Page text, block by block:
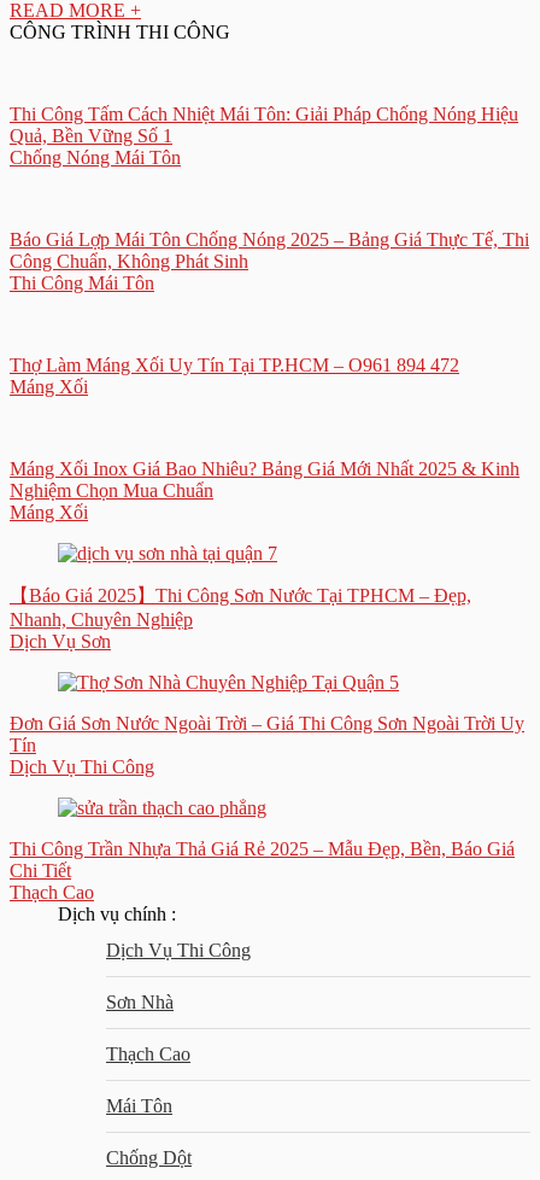
READ MORE +
CÔNG TRÌNH THI CÔNG
Thi Công Tấm Cách Nhiệt Mái Tôn: Giải Pháp Chống Nóng Hiệu
Quả, Bền Vững Số 1
Chống Nóng Mái Tôn
Báo Giá Lợp Mái Tôn Chống Nóng 2025 – Bảng Giá Thực Tế, Thi
Công Chuẩn, Không Phát Sinh
Thi Công Mái Tôn
Thợ Làm Máng Xối Uy Tín Tại TP.HCM – O961 894 472
Máng Xối
Máng Xối Inox Giá Bao Nhiêu? Bảng Giá Mới Nhất 2025 & Kinh
Nghiệm Chọn Mua Chuẩn
Máng Xối
【Báo Giá 2025】Thi Công Sơn Nước Tại TPHCM – Đẹp,
Nhanh, Chuyên Nghiệp
Dịch Vụ Sơn
Đơn Giá Sơn Nước Ngoài Trời – Giá Thi Công Sơn Ngoài Trời Uy
Tín
Dịch Vụ Thi Công
Thi Công Trần Nhựa Thả Giá Rẻ 2025 – Mẫu Đẹp, Bền, Báo Giá
Chi Tiết
Thạch Cao
Dịch vụ chính :
Dịch Vụ Thi Công
Sơn Nhà
Thạch Cao
Mái Tôn
Chống Dột